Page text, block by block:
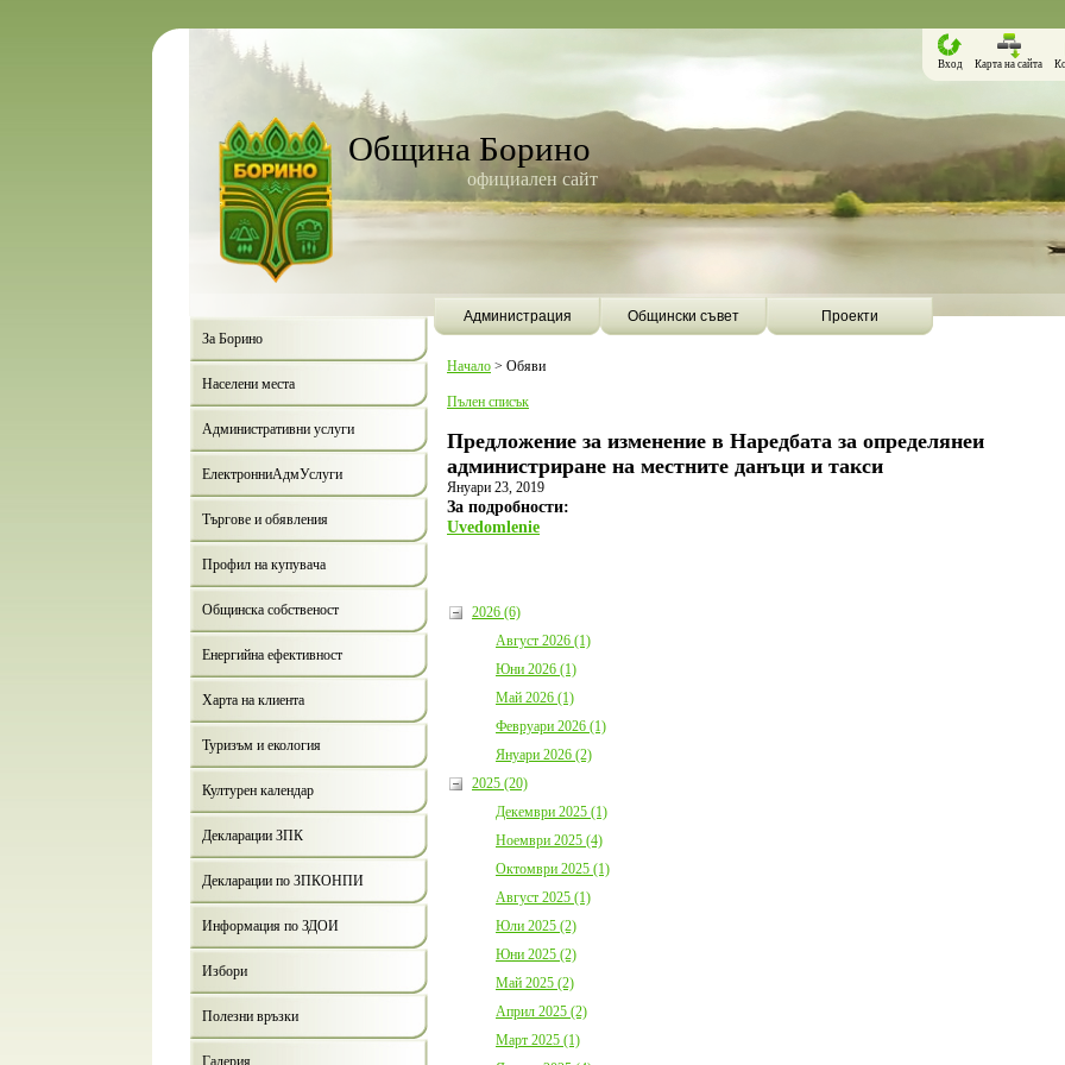
Община Борино
официален сайт
Вход Карта на сайта
Администрация Общински съвет
Проекти
За Борино
Населени места
Административни услуги
ЕлектронниАдмУслуги
Търгове и обявления
Профил на купувача
Общинска собственост
Енергийна ефективност
Харта на клиента
Туризъм и екология
Културен календар
Декларации ЗПК
Декларации по ЗПКОНПИ
Информация по ЗДОИ
Избори
Полезни връзки
Галерия
Начало > Обяви
Пълен списък
Предложение за изменение в Наредбата за определянеи
администриране на местните данъци и такси
Януари 23, 2019
За подробности:
Uvedomlenie
2026 (6)
Август 2026 (1)
Юни 2026 (1)
Май 2026 (1)
Февруари 2026 (1)
Януари 2026 (2)
2025 (20)
Декември 2025 (1)
Ноември 2025 (4)
Октомври 2025 (1)
Август 2025 (1)
Юли 2025 (2)
Юни 2025 (2)
Май 2025 (2)
Април 2025 (2)
Март 2025 (1)